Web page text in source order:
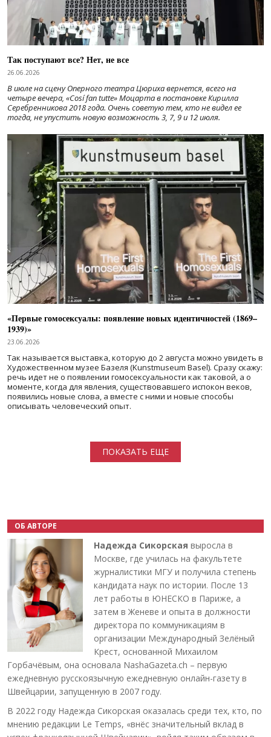
Так поступают все? Нет, не все
26.06.2026
В июле на сцену Оперного театра Цюриха вернется, всего на
четыре вечера, «Cosí fan tutte» Моцарта в постановке Кирилла
Серебренникова 2018 года. Очень советую тем, кто не видел ее
тогда, не упустить новую возможность 3, 7, 9 и 12 июля.
«Первые гомосексуалы: появление новых идентичностей (1869–
1939)»
23.06.2026
Так называется выставка, которую до 2 августа можно увидеть в
Художественном музее Базеля (Kunstmuseum Basel). Сразу скажу:
речь идет не о появлении гомосексуальности как таковой, а о
моменте, когда для явления, существовавшего испокон веков,
появились новые слова, а вместе с ними и новые способы
описывать человеческий опыт.
ПОКАЗАТЬ ЕЩЕ
ОБ АВТОРЕ
Надежда Сикорская выросла в
Москве, где училась на факультете
журналистики МГУ и получила степень
кандидата наук по истории. После 13
лет работы в ЮНЕСКО в Париже, а
затем в Женеве и опыта в должности
директора по коммуникациям в
организации Международный Зелёный
Крест, основанной Михаилом
Горбачёвым, она основала NashaGazeta.ch – первую
ежедневную русскоязычную ежедневную онлайн-газету в
Швейцарии, запущенную в 2007 году.
В 2022 году Надежда Сикорская оказалась среди тех, кто, по
мнению редакции Le Temps, «внёс значительный вклад в